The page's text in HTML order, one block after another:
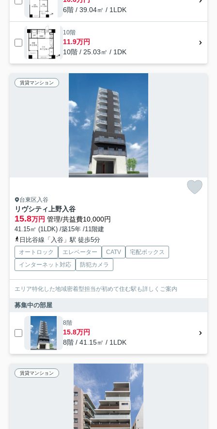
6階 / 39.04㎡ / 1LDK
10階
11.9万円
10階 / 25.03㎡ / 1DK
賃貸マンション
台東区入谷
リヴシティ上野入谷
15.8万円 管理/共益費10,000円
41.15㎡ (1LDK) /築15年 /11階建
日比谷線「入谷」駅 徒歩5分
オートロック エレベーター CATV
宅配ボックス
インターネット対応
防犯カメラ
エリア特化した地域密着型担当が初めて住む駅も詳しくご案内
募集中の部屋
8階
15.8万円
8階 / 41.15㎡ / 1LDK
賃貸マンション